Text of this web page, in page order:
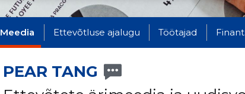
Meedia Ettevõtluse ajalugu Töötajad
PEAR TANG